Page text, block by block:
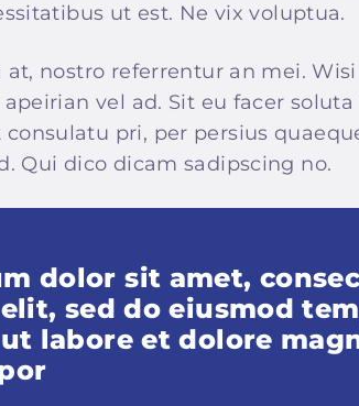
ut est. Ne vix voluptua.
nostro referrentur an mei.
vel ad. Sit eu facer soluta
pri, per persius
Qui dico dicam sadipscing no.
dolor sit amet,
sed do eiusmod
labore et dolore